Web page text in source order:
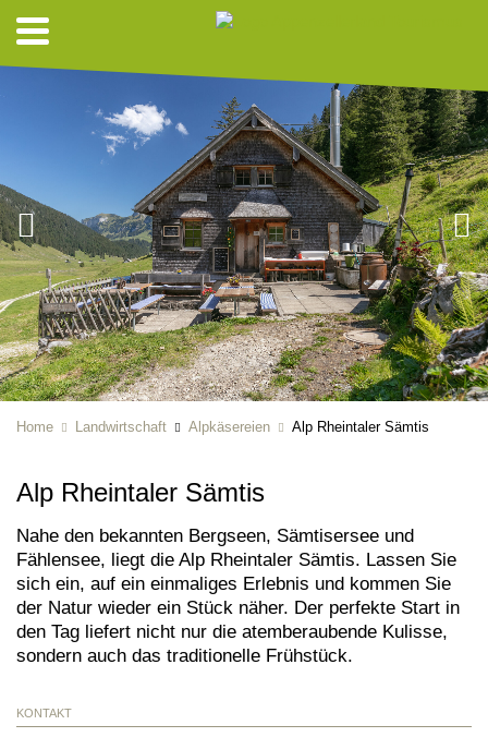
Home Landwirtschaft Alpkäsereien Alp Rheintaler Sämtis
Alp Rheintaler Sämtis
Nahe den bekannten Bergseen, Sämtisersee und
Fählensee, liegt die Alp Rheintaler Sämtis. Lassen Sie
sich ein, auf ein einmaliges Erlebnis und kommen Sie
der Natur wieder ein Stück näher. Der perfekte Start in
den Tag liefert nicht nur die atemberaubende Kulisse,
sondern auch das traditionelle Frühstück.
KONTAKT